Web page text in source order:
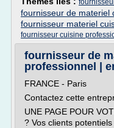
fournisseur de materiel
fournisseur materiel
fournisseur cuisine
fournisseur de
professionnel |
FRANCE - Paris
Contactez cette
UNE PAGE POUR
? Vos clients